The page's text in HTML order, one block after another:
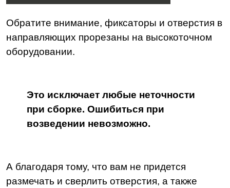
Обратите внимание, фиксаторы и отверстия в
направляющих прорезаны на высокоточном
оборудовании.
Это исключает любые неточности
при сборке. Ошибиться при
возведении невозможно.
А благодаря тому, что вам не придется
размечать и сверлить отверстия, а также